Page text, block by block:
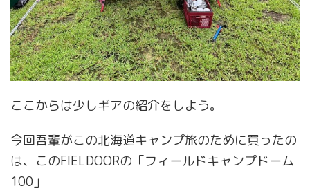
ここからは少しギアの紹介をしよう。
今回吾輩がこの北海道キャンプ旅のために買ったの
は、このFIELDOORの「フィールドキャンプドーム
100」